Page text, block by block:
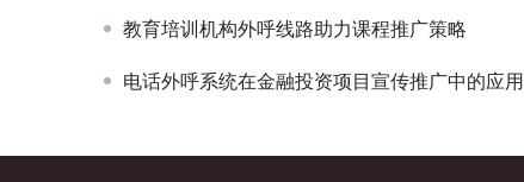
教育培训机构外呼线路助力课程推广策略
电话外呼系统在金融投资项目宣传推广中的应用